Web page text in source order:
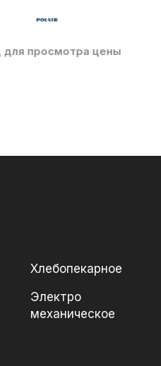
для просмотра цены
Хлебопекарное
Электро
механическое